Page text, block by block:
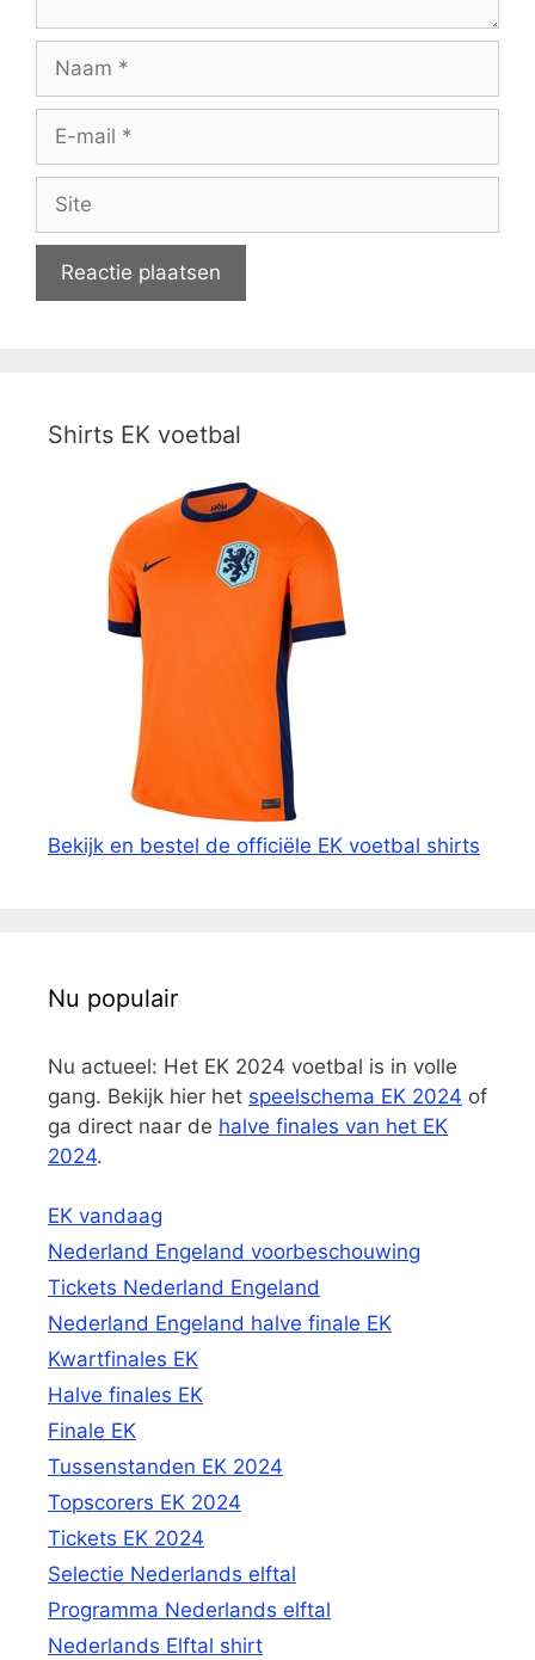
mail
Shirts EK voetbal
Bekijk en bestel de officiële EK voetbal shirts
Nu populair
Nu actueel: Het EK 2024 voetbal is in volle
gang. Bekijk hier het speelschema EK 2024 of
ga direct naar de halve finales van het EK
2024.
EK vandaag
Nederland Engeland voorbeschouwing
Tickets Nederland Engeland
Nederland Engeland halve finale EK
Kwartfinales EK
Halve finales EK
Finale EK
Tussenstanden EK 2024
Topscorers EK 2024
Tickets EK 2024
Selectie Nederlands elftal
Programma Nederlands elftal
Nederlands Elftal shirt